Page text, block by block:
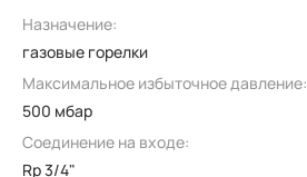
Назначение:
газовые горелки
Максимальное избыточное давление:
500 мбар
Соединение на входе:
Rp 3/4"